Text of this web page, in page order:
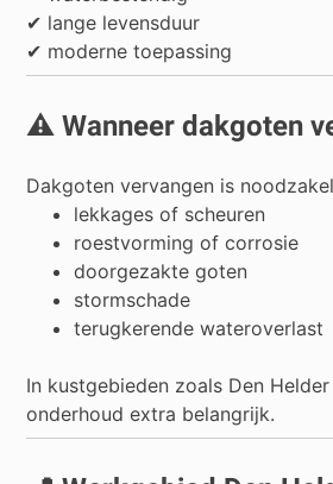
✔ lange levensduur
✔ moderne toepassing
⚠️ Wanneer dakgoten
Dakgoten vervangen is
lekkages of scheuren
roestvorming of corrosie
doorgezakte goten
stormschade
terugkerende wateroverlast
In kustgebieden zoals Den
onderhoud extra belangrijk.